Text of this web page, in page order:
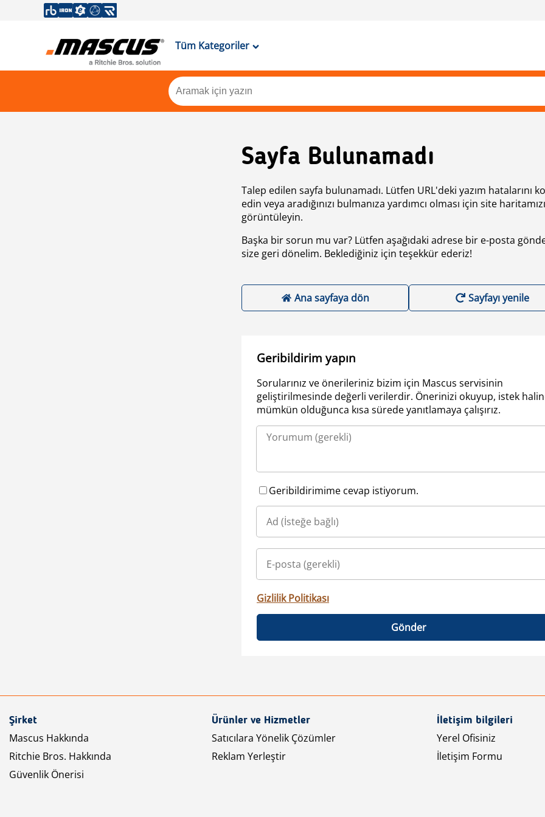
Tüm Kategoriler
Sayfa Bulunamadı
Talep edilen sayfa bulunamadı. Lütfen URL'deki yazım hatalarını
edin veya aradığınızı bulmanıza yardımcı olması için site haritamızı
görüntüleyin.
Başka bir sorun mu var? Lütfen aşağıdaki adrese bir e-posta
size geri dönelim. Beklediğiniz için teşekkür ederiz!
Ana sayfaya dön Sayfayı yenile
Geribildirim yapın
Sorularınız ve önerileriniz bizim için Mascus servisinin
geliştirilmesinde değerli verilerdir. Önerinizi okuyup, istek
mümkün olduğunca kısa sürede yanıtlamaya çalışırız.
Geribildirimime cevap istiyorum.
Gizlilik Politikası
Gönder
Şirket
Mascus Hakkında
Ritchie Bros. Hakkında
Güvenlik Önerisi
Ürünler ve Hizmetler
Satıcılara Yönelik Çözümler
Reklam Yerleştir
İletişim bilgileri
Yerel Ofisiniz
İletişim Formu